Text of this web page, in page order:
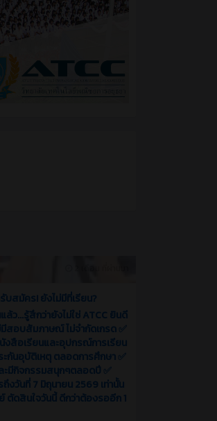
สมัคร! ยังไม่มีที่เรียน?
ว...รู้สึกว่ายังไม่ใช่ ATCC ยินดี
สอบสัมภาษณ์ ไม่จำกัดเกรด ✅
งสือเรียนและอุปกรณ์การเรียน
กันอุบัติเหตุ ตลอดการศึกษา ✅
มีกิจกรรมสนุกๆตลอดปี ✅
งวันที่ 7 มิถุนายน 2569 เท่านั้น
ตัดสินใจวันนี้ ดีกว่าต้องรออีก 1